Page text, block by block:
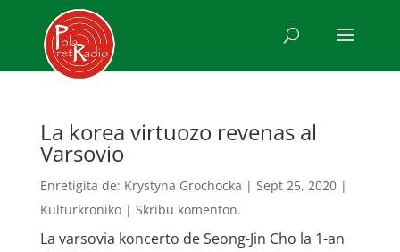
La korea virtuozo revenas al
Varsovio
Enretigita de: Krystyna Grochocka | Sept 25, 2020|
Kulturkroniko| Skribu komenton.
La varsovia koncerto de Seong-Jin Cho la 1-an